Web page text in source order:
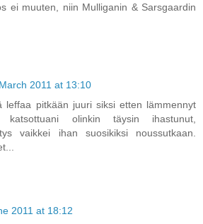
ei muuten, niin Mulliganin & Sarsgaardin
2011 at 13:10
leffaa pitkään juuri siksi etten lämmennyt
katsottuani olinkin täysin ihastunut,
vaikkei ihan suosikiksi noussutkaan.
2011 at 18:12